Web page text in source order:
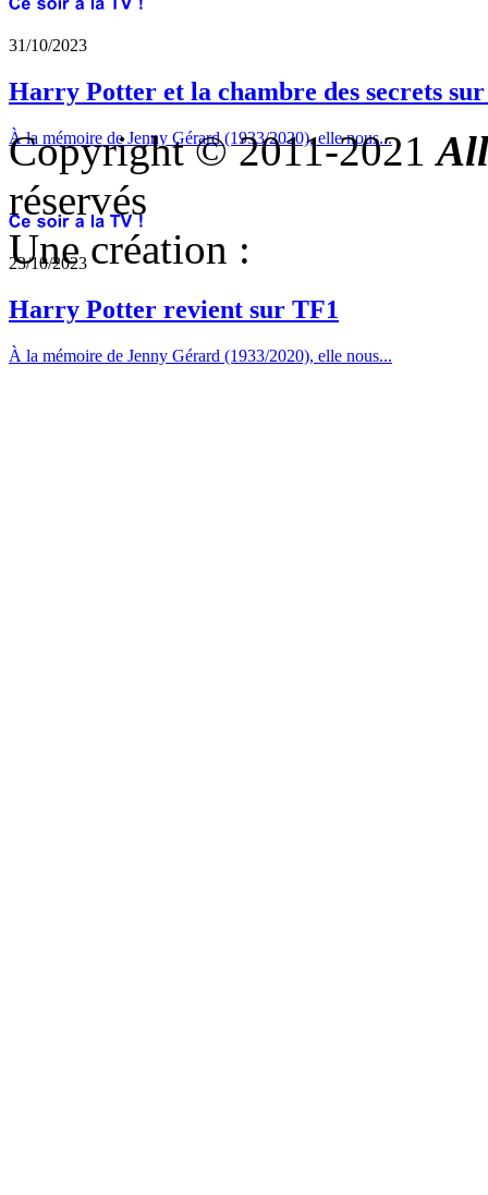
31/10/2023
Harry Potter et la chambre des secrets
À la mémoire de Jenny Gérard (1933/2020), elle nous...
23/10/2023
Harry Potter revient sur TF1
À la mémoire de Jenny Gérard (1933/2020), elle nous...
Copyright © 2011-2021
réservés
Une création :